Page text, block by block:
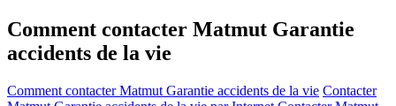
Comment contacter Matmut Garantie
accidents de la vie
Comment contacter Matmut Garantie accidents de la vie Contacter